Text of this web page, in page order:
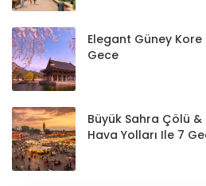
Elegant Güney
Gece
Büyük Sahra Çölü &
Hava Yolları Ile 7